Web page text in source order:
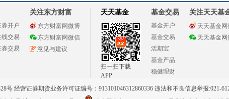
券开户
线交易
券交易
关注东方财富
东方财富网微博
东方财富网微信
意见与建议
天天基金
扫一扫下载
APP
基金交易
基金开户
基金交易
活期宝
基金产品
稳健理财
关注天天基
天天基金网
天天基金网
号 经营证券期货业务许可证编号：913101046312860336 违法和不良信息举报:021-